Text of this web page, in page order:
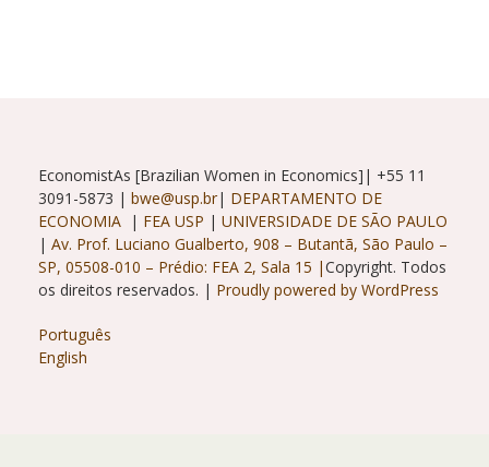
EconomistAs [Brazilian Women in Economics]| +55 11
3091-5873 | bwe@usp.br| DEPARTAMENTO DE
ECONOMIA | FEA USP | UNIVERSIDADE DE SÃO PAULO
| Av. Prof. Luciano Gualberto, 908 – Butantã, São Paulo –
SP, 05508-010 – Prédio: FEA 2, Sala 15 |Copyright. Todos
os direitos reservados. | Proudly powered by WordPress
Português
English